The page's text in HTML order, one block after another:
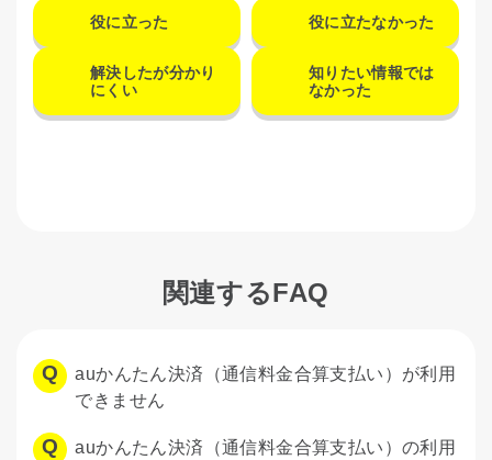
役に立った 役に立たなかった
解決したが分かり
にくい
知りたい情報では
なかった
関連するFAQ
auかんたん決済（通信料金合算支払い）が利用
できません
auかんたん決済（通信料金合算支払い）の利用